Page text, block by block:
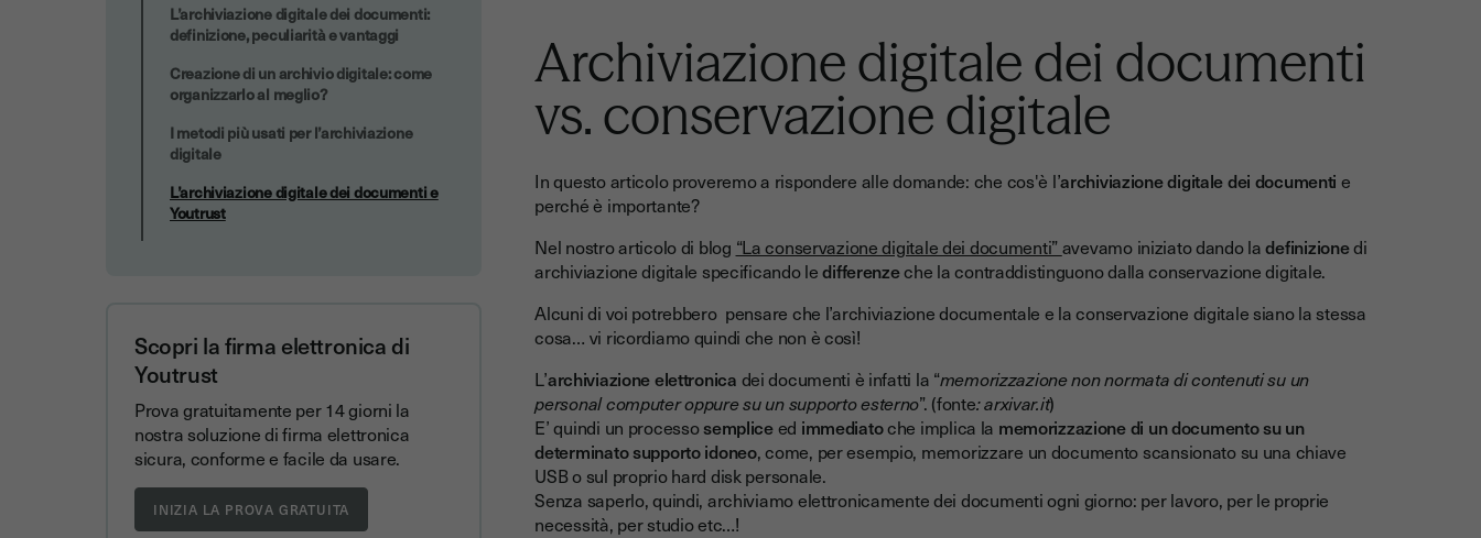
L’archiviazione digitale dei documenti:
definizione, peculiarità e vantaggi
Creazione di un archivio digitale: come
organizzarlo al meglio?
I metodi più usati per l’archiviazione
digitale
L’archiviazione digitale dei documenti e
Youtrust
Scopri la firma elettronica di
Youtrust
Prova gratuitamente per 14 giorni la
nostra soluzione di firma elettronica
sicura, conforme e facile da usare.
Archiviazione digitale dei documenti
vs. conservazione digitale
In questo articolo proveremo a rispondere alle domande: che cos'è l’archiviazione digitale dei documenti e
perché è importante?
Nel nostro articolo di blog “La conservazione digitale dei documenti”avevamo iniziato dando ladefinizionedi
archiviazione digitale specificando ledifferenzeche la contraddistinguono dalla conservazione digitale.
Alcuni di voi potrebbero pensare che l’archiviazione documentale e la conservazione digitale siano la stessa
cosa… vi ricordiamo quindi che non è così!
L’archiviazione elettronica dei documenti è infatti la “memorizzazione non normata di contenuti su un
personal computer oppure su un supporto esterno”. (fonte: arxivar.it)
E’ quindi un processosempliceed immediatoche implica la memorizzazione di un documento su un
determinato supporto idoneo, come, per esempio, memorizzare un documento scansionato su una chiave
USB o sul proprio hard disk personale.
Senza saperlo, quindi, archiviamo elettronicamente dei documenti ogni giorno: per lavoro, per le proprie
necessità, per studio etc…!